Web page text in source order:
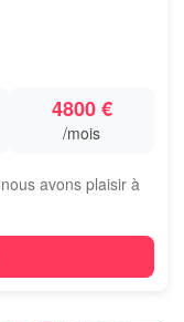
4800 €
/mois
avons plaisir à